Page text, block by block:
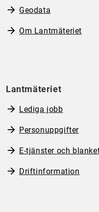
Geodata
Om Lantmäteriet
Lantmäteriet
Lediga jobb
Personuppgifter
E-tjänster och
Driftinformation